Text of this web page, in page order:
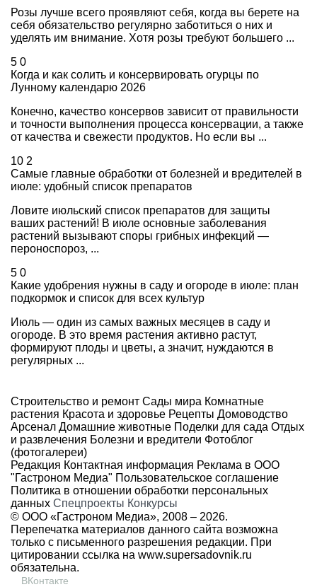
Розы лучше всего проявляют себя, когда вы берете на
себя обязательство регулярно заботиться о них и
уделять им внимание. Хотя розы требуют большего ...
5 0
Когда и как солить и консервировать огурцы по
Лунному календарю 2026
Конечно, качество консервов зависит от правильности
и точности выполнения процесса консервации, а также
от качества и свежести продуктов. Но если вы ...
10 2
Самые главные обработки от болезней и вредителей в
июле: удобный список препаратов
Ловите июльский список препаратов для защиты
ваших растений! В июле основные заболевания
растений вызывают споры грибных инфекций —
пероноспороз, ...
5 0
Какие удобрения нужны в саду и огороде в июле: план
подкормок и список для всех культур
Июль — один из самых важных месяцев в саду и
огороде. В это время растения активно растут,
формируют плоды и цветы, а значит, нуждаются в
регулярных ...
Строительство и ремонт Сады мира Комнатные
растения Красота и здоровье Рецепты Домоводство
Арсенал Домашние животные Поделки для сада Отдых
и развлечения Болезни и вредители Фотоблог
(фотогалереи)
Редакция Контактная информация Реклама в ООО
"Гастроном Медиа" Пользовательское соглашение
Политика в отношении обработки персональных
данных Спецпроекты Конкурсы
© ООО «Гастроном Медиа», 2008 – 2026.
Перепечатка материалов данного сайта возможна
только с письменного разрешения редакции. При
цитировании ссылка на www.supersadovnik.ru
обязательна.
ВКонтакте